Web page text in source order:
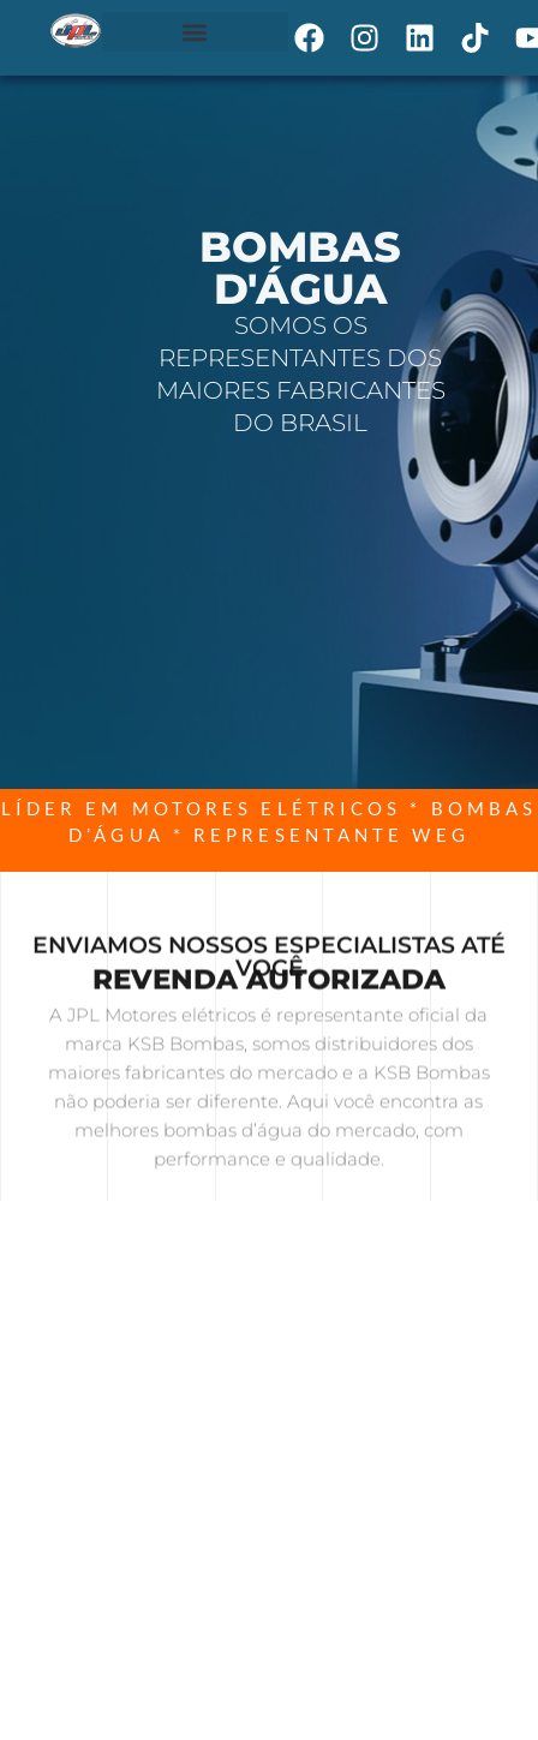
BOMBAS
D'ÁGUA
SOMOS OS
REPRESENTANTES DOS
MAIORES FABRICANTES
DO BRASIL
LÍDER EM MOTORES ELÉTRICOS * BOMBAS
D’ÁGUA * REPRESENTANTE WEG
ENVIAMOS NOSSOS ESPECIALISTAS ATÉ
VOCÊ
REVENDA AUTORIZADA
A JPL Motores elétricos é representante oficial da
marca KSB Bombas, somos distribuidores dos
maiores fabricantes do mercado e a KSB Bombas
não poderia ser diferente. Aqui você encontra as
melhores bombas d’água do mercado, com
performance e qualidade.